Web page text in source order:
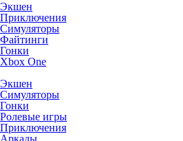
Экшен
Приключения
Симуляторы
Файтинги
Гонки
Xbox One
Экшен
Симуляторы
Гонки
Ролевые игры
Приключения
Аркады